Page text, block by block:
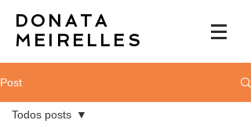
DONATA
MEIRELLES
Post
Todos posts